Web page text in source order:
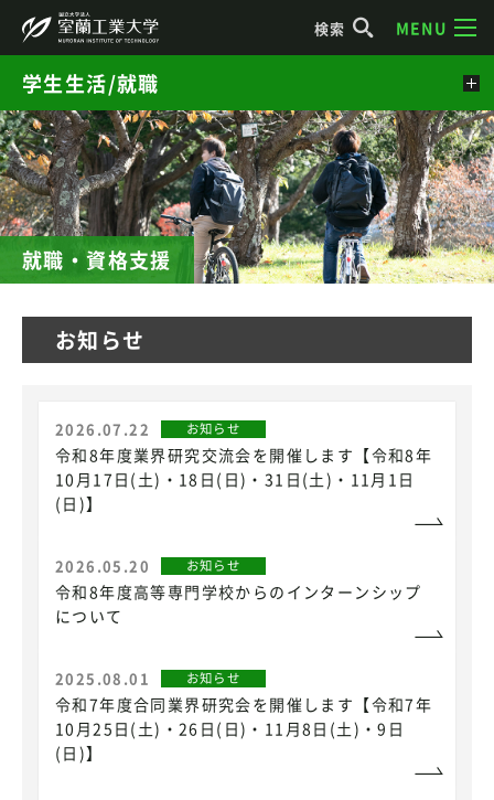
検索 MENU
就職・資格支援
お知らせ
2026.07.22 お知らせ
令和8年度業界研究交流会を開催します【令和8年
10月17日(土)・18日(日)・31日(土)・11月1日
(日)】
2026.05.20 お知らせ
令和8年度高等専門学校からのインターンシップ
について
2025.08.01 お知らせ
令和7年度合同業界研究会を開催します【令和7年
10月25日(土)・26日(日)・11月8日(土)・9日
(日)】
学生生活/就職